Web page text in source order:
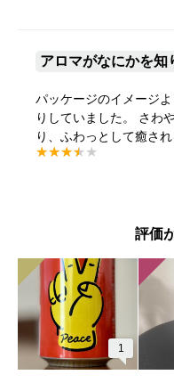
アロマがなにかを知
パッケージのイメージ
りしていました。 さわ
り、ふわっとして癒さ
がなんなのかを知りませ
評価
1